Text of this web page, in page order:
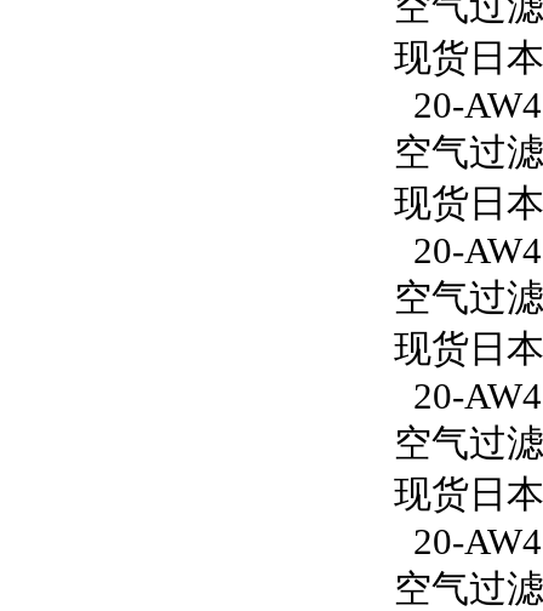
现货日
20-
空气过
现货日
20-
空气过
现货日
20-
空气过
现货日
20-
空气过